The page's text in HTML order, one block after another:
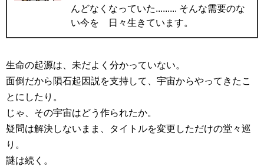
んどなくなっていた......... そんな需要のな
い今を 日々生きています。
生命の起源は、未だよく分かっていない。
面倒だから隕石起因説を支持して、宇宙からやってきたこ
とにしたり。
じゃ、その宇宙はどう作られたか。
疑問は解決しないまま、タイトルを変更しただけの堂々巡
り。
謎は続く。